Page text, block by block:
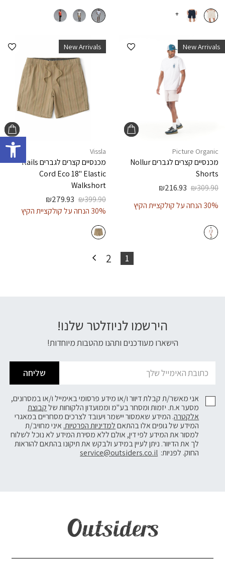
+
הוספה למועדפים New Arrivals
Picture Organic
מכנסיים קצרים לגבריםNollur
Shorts
₪309.90
₪216.93
30% הנחה על קולקציית הקיץ
New Arrivals
Vissla
מכנסיים קצרים לגבריםRails
Cord Eco 18" Elastic
Walkshort
₪399.90
₪279.93
30% הנחה על קולקציית הקיץ
1
2
הירשמו לניוזלטר שלנו!
הישארו מעודכנים ותהנו מהטבות מיוחדות!
שליחה
אני מאשר/ת קבלת דיוור ו/או מידע פרסומי באימייל ו/או במסרונים,
מסער א.ת. יזמות ומסחר בע"מ וממועדון הלקוחות שלקבוצת
אלקטרה. המידע שאמסור יישמר ויעובד לצרכים מסחריים במאגרי
המידע של גופים אלו בהתאםלמדיניות הפרטיות. איני מחויב/ת
למסור את המידע לפי דין, אולם ללא מסירת המידע לא נוכל לשלוח
לך את הדיוור. ניתן לעיין במידע ולבקש את תיקונו בהתאם להוראות
החוק. לפניות: service@outsiders.co.il